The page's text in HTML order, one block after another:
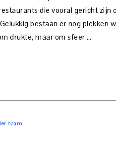
die vooral gericht zijn
bestaan er nog plekken
drukte, maar om sfeer,…
naam